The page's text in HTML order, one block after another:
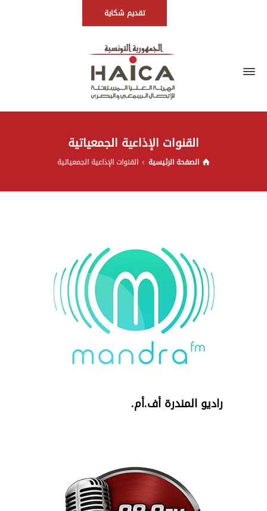
تقديم شكاية
القنوات الإذاعية الجمعياتية
الصفحة الرئيسية القنوات الإذاعية الجمعياتية
راديو المندرة أف.أم.